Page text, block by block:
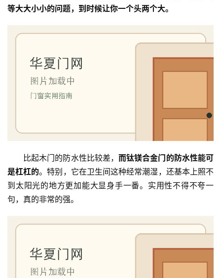
入
卧
室
门
卫
等大大小小的问题，到时候让你一个头两个大。
比起木门的防水性比较差，而钛镁合金门的防水性能可
是杠杠的。特别，它在卫生间这种经常潮湿，还基本上照不
到太阳光的地方更加能大显身手一番。实用性不得不夸一
句，真的非常的强。